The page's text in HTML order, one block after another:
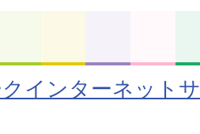
インターネット